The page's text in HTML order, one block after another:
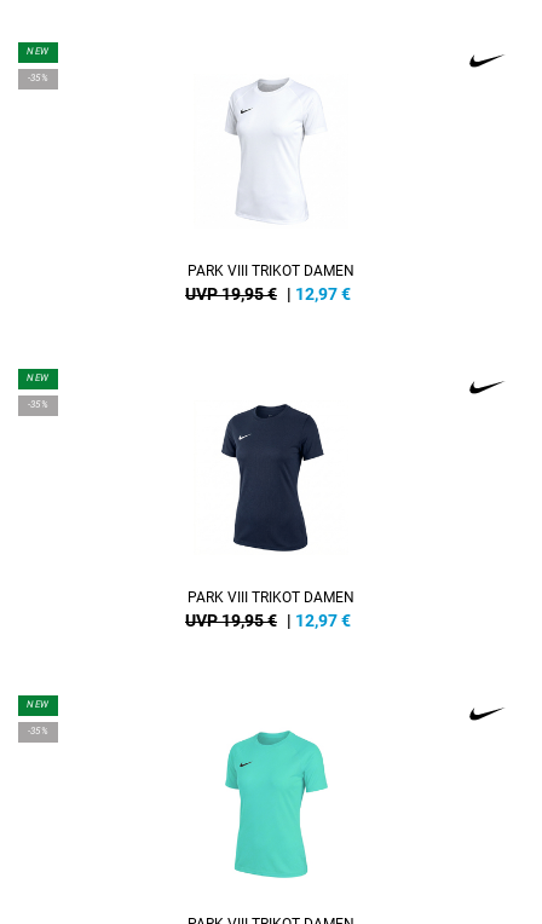
NEW
-35%
PARK VIII TRIKOT DAMEN
UVP 19,95 € | 12,97€
NEW
-35%
PARK VIII TRIKOT DAMEN
UVP 19,95 € | 12,97€
NEW
-35%